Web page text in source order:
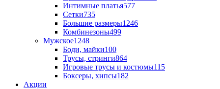
Интимные платья577
Сетки735
Большие размеры1246
Комбинезоны499
Мужское1248
Боди, майки100
Трусы, стринги864
Игровые трусы и костюмы115
Боксеры, хипсы182
Акции